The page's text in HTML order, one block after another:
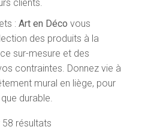
clients.
:Art en Déco vous
des produits à la
sur-mesure et des
contraintes. Donnez vie à
mural en liège, pour
durable.
résultats